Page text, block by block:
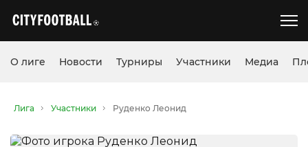
О лиге Новости Турниры Участники Медиа
Лига Участники Руденко Леонид